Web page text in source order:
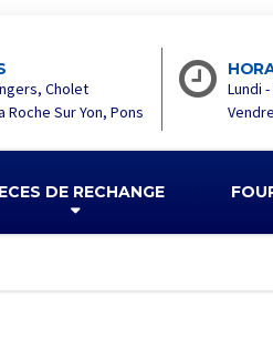
Cholet
Roche Sur Yon, Pons
Lundi
DE RECHANGE